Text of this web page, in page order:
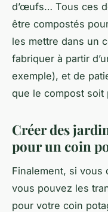
d’œufs… Tous ces
être compostés
les mettre dans un
fabriquer à partir
exemple), et de
que le compost soit
Créer des
pour un coin
Finalement, si vous
vous pouvez les
pour votre coin